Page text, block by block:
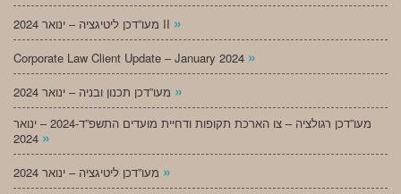
מעו”דכן ליטיגציה – ינואר 2024 II »
Corporate Law Client Update – January 2024 »
»
מעו”דכן רגולציה – צו הארכת תקופות ודחיית מועדים התשפ”ד-2024 – ינואר
»
»